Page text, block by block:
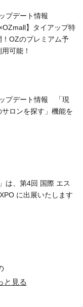
プデート情報
】タイアップ特
OZのプレミアム予
可能！
プデート情報 「現
ロンを探す」機能を
は、第4回 国際 エス
に出展いたします
と見る